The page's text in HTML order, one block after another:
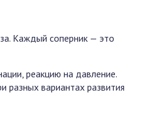
Каждый соперник — это
реакцию на давление.
разных вариантах развития